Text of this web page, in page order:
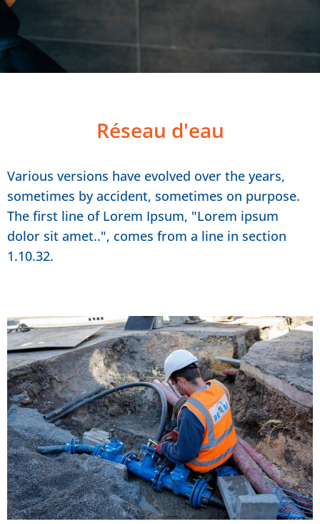
Réseau d'eau
Various versions have evolved over the years,
sometimes by accident, sometimes on purpose.
The first line of Lorem Ipsum, "Lorem ipsum
dolor sit amet..", comes from a line in section
1.10.32.